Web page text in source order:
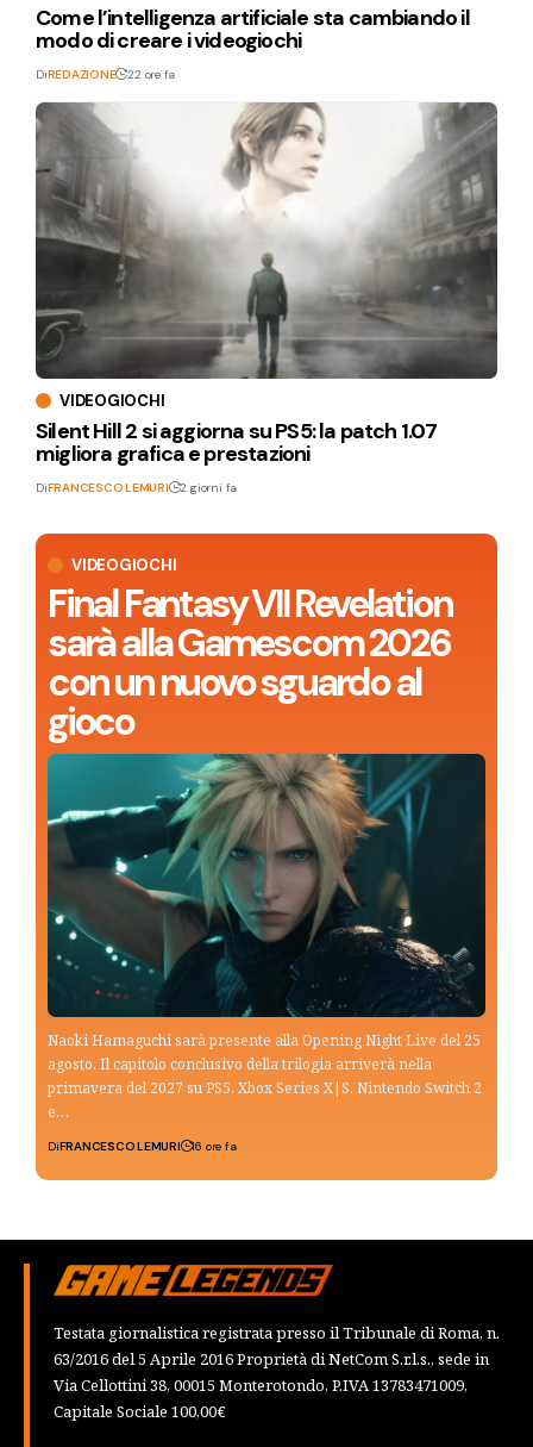
VIDEOGIOCHI
Final Fantasy VII Revelation
sarà alla Gamescom 2026
con un nuovo sguardo al
gioco
Naoki Hamaguchi sarà presente alla Opening Night Live del 25
agosto. Il capitolo conclusivo della trilogia arriverà nella
primavera del 2027 su PS5, Xbox Series X|S, Nintendo Switch 2
e…
DiFRANCESCO LEMURI 16 ore fa
Come l’intelligenza artificiale sta cambiando il
modo di creare i videogiochi
DiREDAZIONE 22 ore fa
VIDEOGIOCHI
Silent Hill 2 si aggiorna su PS5: la patch 1.07
migliora grafica e prestazioni
DiFRANCESCO LEMURI 2 giorni fa
Testata giornalistica registrata presso il Tribunale di Roma, n.
63/2016 del 5 Aprile 2016 Proprietà di NetCom S.r.l.s., sede in
Via Cellottini 38, 00015 Monterotondo, P.IVA 13783471009,
Capitale Sociale 100,00€